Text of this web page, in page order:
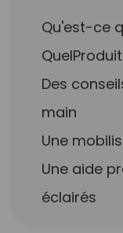
Qu'est-ce
Des
main
Une
Une aide
éclairés